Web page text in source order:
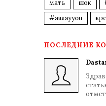
мать
шок
#аялауyou
ПОСЛЕДНИЕ